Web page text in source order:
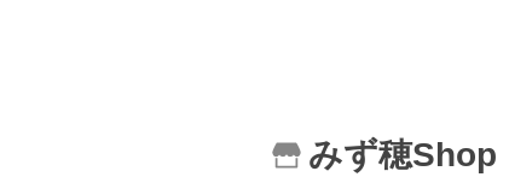
みず穂Shop